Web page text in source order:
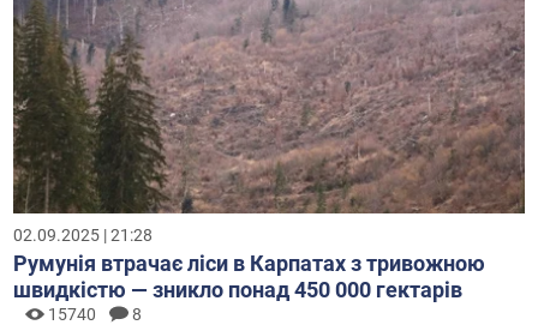
02.09.2025 | 21:28
Румунія втрачає ліси в Карпатах з тривожною
швидкістю — зникло понад 450 000 гектарів
15740 8